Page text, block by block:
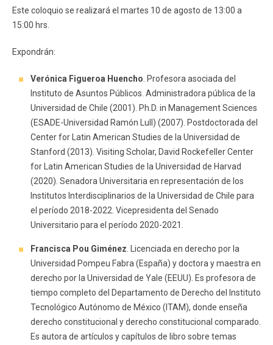
Este coloquio se realizará el martes 10 de agosto de 13:00 a
15:00 hrs.
Expondrán:
Verónica Figueroa Huencho . Profesora asociada del
Instituto de Asuntos Públicos. Administradora pública de la
Universidad de Chile (2001). Ph.D. in Management Sciences
(ESADE-Universidad Ramón Lull) (2007). Postdoctorada del
Center for Latin American Studies de la Universidad de
Stanford (2013). Visiting Scholar, David Rockefeller Center
for Latin American Studies de la Universidad de Harvad
(2020). Senadora Universitaria en representación de los
Institutos Interdisciplinarios de la Universidad de Chile para
el período 2018-2022. Vicepresidenta del Senado
Universitario para el período 2020-2021.
Francisca Pou Giménez . Licenciada en derecho por la
Universidad Pompeu Fabra (España) y doctora y maestra en
derecho por la Universidad de Yale (EEUU). Es profesora de
tiempo completo del Departamento de Derecho del Instituto
Tecnológico Autónomo de México (ITAM), donde enseña
derecho constitucional y derecho constitucional comparado.
Es autora de artículos y capítulos de libro sobre temas